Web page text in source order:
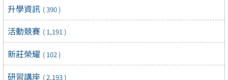
升學資訊 ( 390 )
活動競賽 ( 1,191 )
新莊榮耀 ( 102 )
研習講座 ( 2,193 )